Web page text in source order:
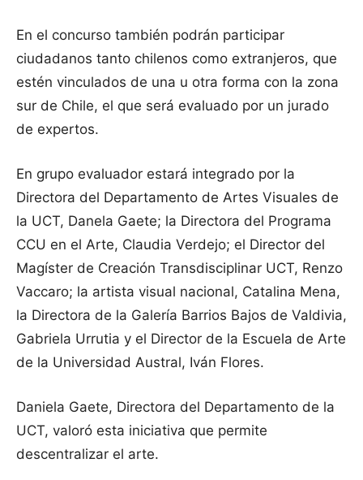
En el concurso también podrán participar
ciudadanos tanto chilenos como extranjeros, que
estén vinculados de una u otra forma con la zona
sur de Chile, el que será evaluado por un jurado
de expertos.
En grupo evaluador estará integrado por la
Directora del Departamento de Artes Visuales de
la UCT, Danela Gaete; la Directora del Programa
CCU en el Arte, Claudia Verdejo; el Director del
Magíster de Creación Transdisciplinar UCT, Renzo
Vaccaro; la artista visual nacional, Catalina Mena,
la Directora de la Galería Barrios Bajos de Valdivia,
Gabriela Urrutia y el Director de la Escuela de Arte
de la Universidad Austral, Iván Flores.
Daniela Gaete, Directora del Departamento de la
UCT, valoró esta iniciativa que permite
descentralizar el arte.